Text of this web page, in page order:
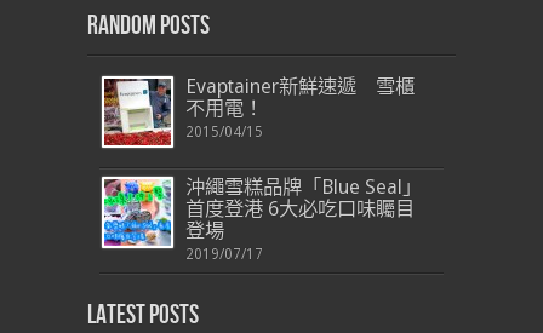
Random Posts
Evaptainer新鮮速遞 雪櫃
不用電！
2015/04/15
沖繩雪糕品牌「Blue Seal」
首度登港 6大必吃口味矚目
登場
2019/07/17
Latest Posts